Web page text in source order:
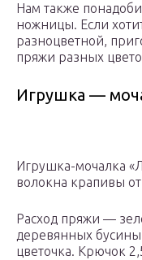
Нам также
ножницы. Если
разноцветной,
пряжи разных
Игрушка —
Игрушка-мочалка
волокна крапивы
Расход пряжи —
деревянных
цветочка. Крючок